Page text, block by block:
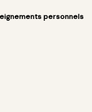
personnels